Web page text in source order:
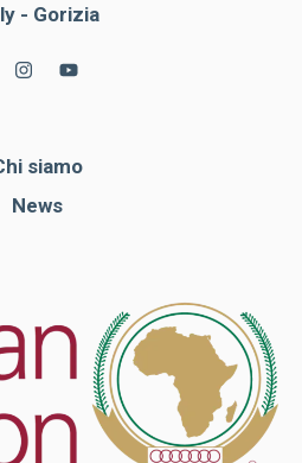
- Gorizia
siamo
News